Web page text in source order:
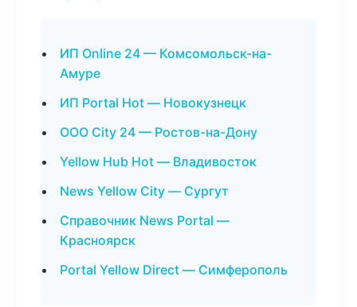
ИП Online 24 — Комсомольск-на-
Амуре
ИП Portal Hot — Новокузнецк
ООО City 24 — Ростов-на-Дону
Yellow Hub Hot — Владивосток
News Yellow City — Сургут
Справочник News Portal —
Красноярск
Portal Yellow Direct — Симферополь